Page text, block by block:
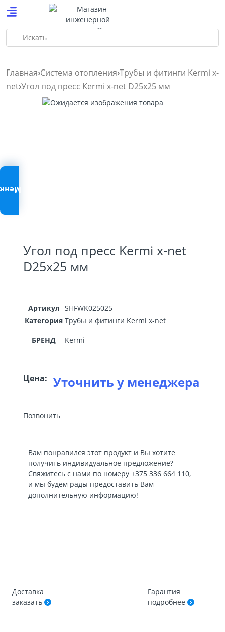
Искать
Главная Система отопления Трубы и фитинги Kermi x-
net Угол под пресс Kermi x-net D25x25 мм
Угол под пресс Kermi x-net
D25x25 мм
Артикул SHFWK025025
Категория Трубы и фитинги Kermi x-net
БРЕНД Kermi
Цена: Уточнить у менеджера
Позвонить
Вам понравился этот продукт и Вы хотите
получить индивидуальное предложение?
Свяжитесь с нами по номеру +375 336 664 110,
и мы будем рады предоставить Вам
дополнительную информацию!
Доставка
заказать
Гарантия
подробнее